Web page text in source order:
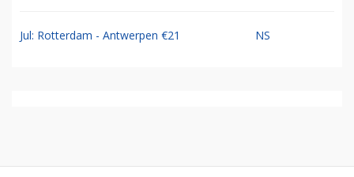
Jul: Rotterdam - Antwerpen €21 NS